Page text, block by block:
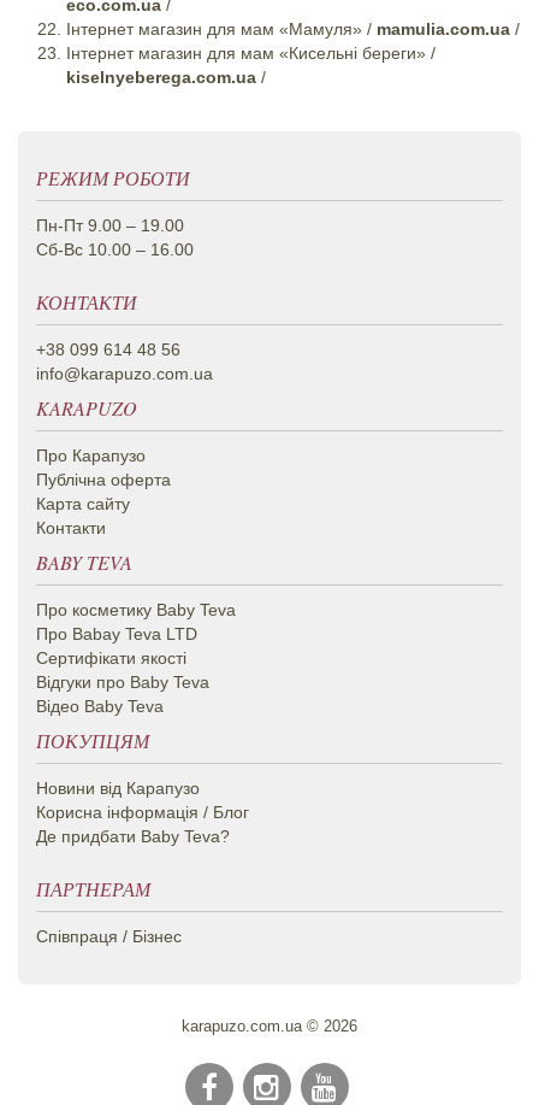
eco.com.ua /
Інтернет магазин для мам «Мамуля» / mamulia.com.ua /
Інтернет магазин для мам «Кисельні береги» /
kiselnyeberega.com.ua /
РЕЖИМ РОБОТИ
Пн-Пт 9.00 – 19.00
Сб-Вс 10.00 – 16.00
КОНТАКТИ
+38 099 614 48 56
info@karapuzo.com.ua
KARAPUZO
Про Карапузо
Публічна оферта
Карта сайту
Контакти
BABY TEVA
Про косметику Вaby Teva
Про Babay Teva LTD
Сертифікати якості
Відгуки про Baby Teva
Відео Baby Teva
ПОКУПЦЯМ
Новини від Карапузо
Корисна інформація / Блог
Де придбати Baby Teva?
ПАРТНЕРАМ
Співпраця / Бізнес
karapuzo.com.ua © 2026